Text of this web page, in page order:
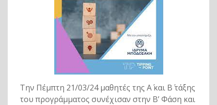
Την Πέμπτη 21/03/24 μαθητές της Α΄ και Β΄ τάξης
του προγράμματος συνέχισαν στην Β’ Φάση και